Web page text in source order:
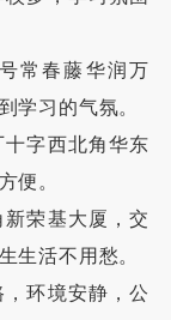
常春藤华润万
学习的气氛。
字西北角华东
便。
荣基大厦，交
生活不用愁。
环境安静，公